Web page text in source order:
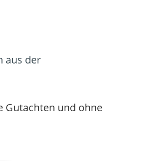
aus der
Gutachten und ohne